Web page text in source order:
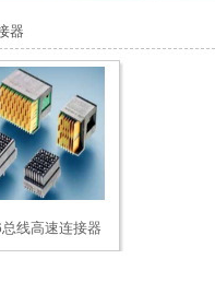
器
线高速连接器